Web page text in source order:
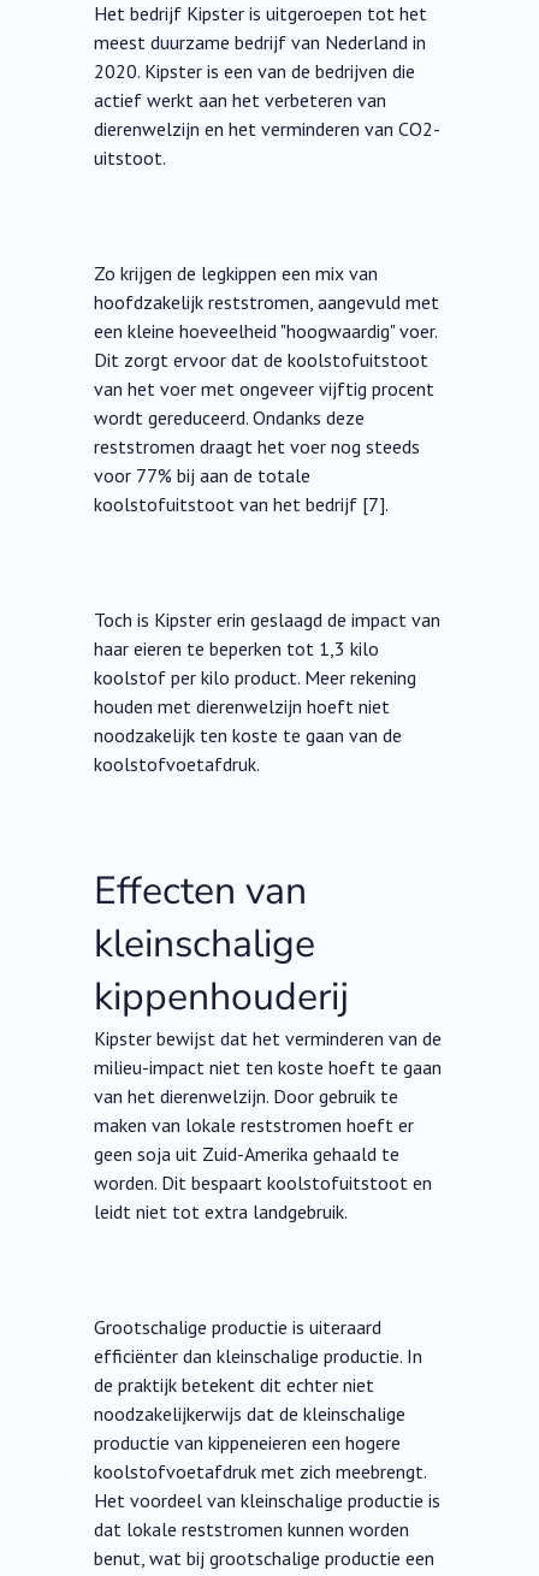
Het bedrijf Kipster is uitgeroepen tot het
meest duurzame bedrijf van Nederland in
2020. Kipster is een van de bedrijven die
actief werkt aan het verbeteren van
dierenwelzijn en het verminderen van CO2-
uitstoot.
Zo krijgen de legkippen een mix van
hoofdzakelijk reststromen, aangevuld met
een kleine hoeveelheid "hoogwaardig" voer.
Dit zorgt ervoor dat de koolstofuitstoot
van het voer met ongeveer vijftig procent
wordt gereduceerd. Ondanks deze
reststromen draagt het voer nog steeds
voor 77% bij aan de totale
koolstofuitstoot van het bedrijf [7].
Toch is Kipster erin geslaagd de impact van
haar eieren te beperken tot 1,3 kilo
koolstof per kilo product. Meer rekening
houden met dierenwelzijn hoeft niet
noodzakelijk ten koste te gaan van de
koolstofvoetafdruk.
Effecten van
kleinschalige
kippenhouderij
Kipster bewijst dat het verminderen van de
milieu-impact niet ten koste hoeft te gaan
van het dierenwelzijn. Door gebruik te
maken van lokale reststromen hoeft er
geen soja uit Zuid-Amerika gehaald te
worden. Dit bespaart koolstofuitstoot en
leidt niet tot extra landgebruik.
Grootschalige productie is uiteraard
efficiënter dan kleinschalige productie. In
de praktijk betekent dit echter niet
noodzakelijkerwijs dat de kleinschalige
productie van kippeneieren een hogere
koolstofvoetafdruk met zich meebrengt.
Het voordeel van kleinschalige productie is
dat lokale reststromen kunnen worden
benut, wat bij grootschalige productie een